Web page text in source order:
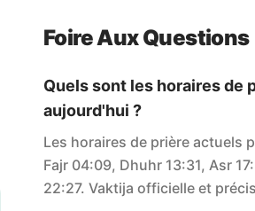
Foire Aux Questions
Quels sont les horaires de
aujourd'hui ?
Les horaires de prière actuels
Fajr 04:09, Dhuhr 13:31, Asr
22:27. Vaktija officielle et